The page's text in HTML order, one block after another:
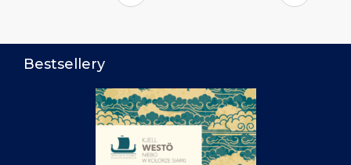
Bestsellery